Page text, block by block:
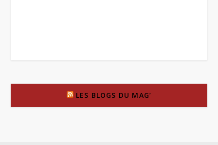
LES BLOGS DU MAG’